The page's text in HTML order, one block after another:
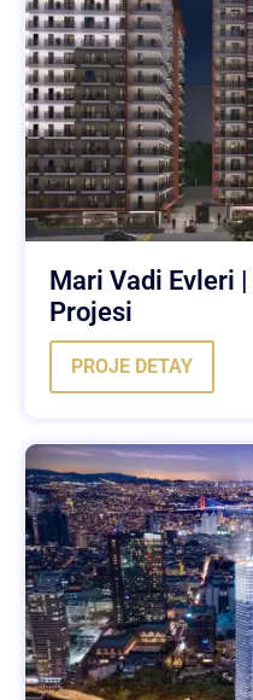
Mari Vadi Evleri
Projesi
PROJE DETAY